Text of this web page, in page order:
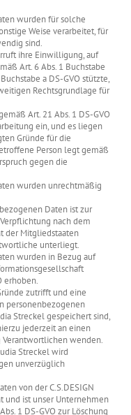
wurden für solche
Weise verarbeitet, für
sind.
ihre Einwilligung, auf
Art. 6 Abs. 1 Buchstabe
a DS-GVO stützte,
Rechtsgrundlage für
Art. 21 Abs. 1 DS-GVO
ein, und es liegen
Gründe für die
Person legt gemäß
gegen die
wurden unrechtmäßig
Daten ist zur
nach dem
der Mitgliedstaaten
unterliegt.
wurden in Bezug auf
erhoben.
zutrifft und eine
personenbezogenen
Streckel gespeichert sind,
jederzeit an einen
Verantwortlichen wenden.
Streckel wird
unverzüglich
von der C.S.DESIGN
und ist unser Unternehmen
1 DS-GVO zur Löschung